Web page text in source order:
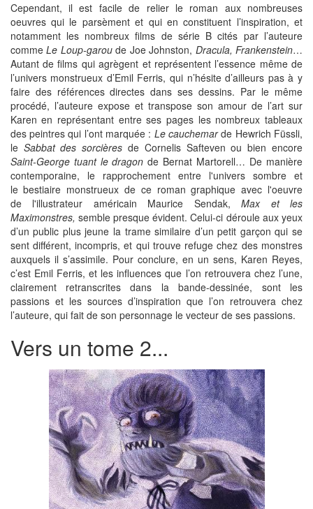
Cependant, il est facile de relier le roman aux nombreuses
oeuvres qui le parsèment et qui en constituent l’inspiration, et
notamment les nombreux films de série B cités par l’auteure
commeLe Loup-garoude Joe Johnston, Dracula, Frankenstein…
Autant de films qui agrègent et représentent l’essence même de
l’univers monstrueux d’Emil Ferris, qui n’hésite d’ailleurs pas à y
faire des références directes dans ses dessins. Par le même
procédé, l’auteure expose et transpose son amour de l’art sur
Karen en représentant entre ses pages les nombreux tableaux
des peintres qui l’ont marquée : Le cauchemarde Hewrich Füssli,
le Sabbat des sorcières de Cornelis Safteven ou bien encore
Saint-George tuant le dragon de Bernat Martorell… De manière
contemporaine, le rapprochement entre l'univers sombre et
le bestiaire monstrueux de ce roman graphique avec l'oeuvre
de l'illustrateur américain Maurice Sendak,Max et les
Maximonstres, semble presque évident. Celui-ci déroule aux yeux
d’un public plus jeune la trame similaire d’un petit garçon qui se
sent différent, incompris, et qui trouve refuge chez des monstres
auxquels il s’assimile. Pour conclure, en un sens, Karen Reyes,
c’est Emil Ferris, et les influences que l’on retrouvera chez l’une,
clairement retranscrites dans la bande-dessinée, sont les
passions et les sources d’inspiration que l’on retrouvera chez
l’auteure, qui fait de son personnage le vecteur de ses passions.
Vers un tome 2...